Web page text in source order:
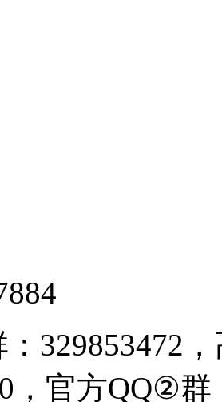
329853472
，官方QQ②群